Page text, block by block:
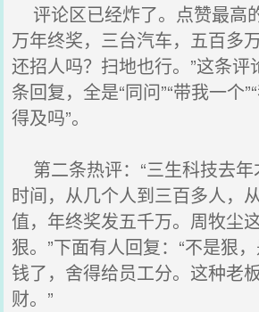
评论区已经炸了。点赞最高
万年终奖，三台汽车，五百多
还招人吗？扫地也行。”这条评
条回复，全是“同问”“带我一个
得及吗”。
第二条热评：“三生科技去年
时间，从几个人到三百多人，
值，年终奖发五千万。周牧尘
狠。”下面有人回复：“不是狠
钱了，舍得给员工分。这种老
财。”